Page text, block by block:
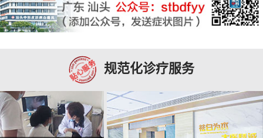
规范化诊疗服务